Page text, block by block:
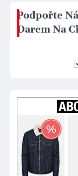
Podpořte
Darem Na